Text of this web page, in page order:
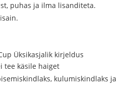
puhas ja ilma lisanditeta.
Üksikasjalik kirjeldus
tee käsile haiget
kulumiskindlaks ja